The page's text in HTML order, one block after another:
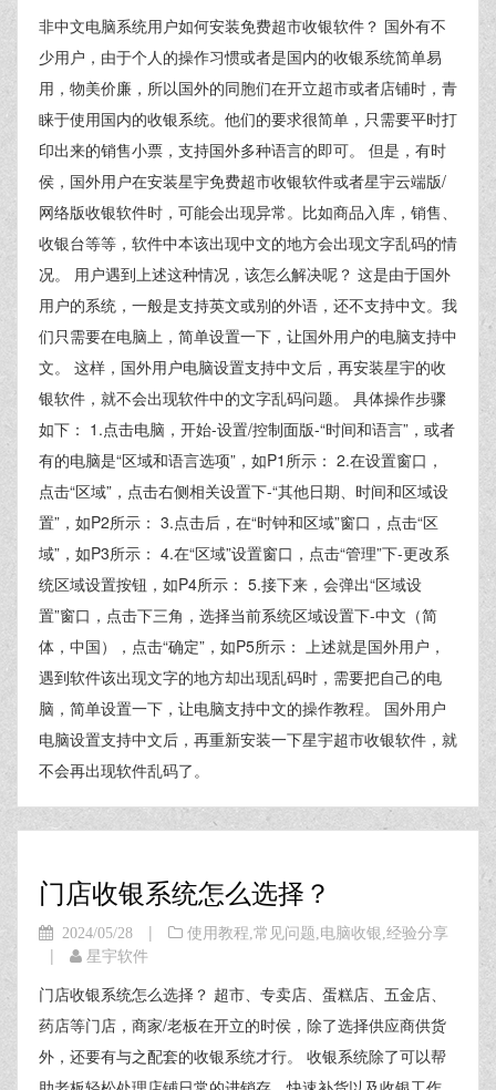
非中文电脑系统用户如何安装免费超市收银软件？ 国外有不
少用户，由于个人的操作习惯或者是国内的收银系统简单易
用，物美价廉，所以国外的同胞们在开立超市或者店铺时，青
睐于使用国内的收银系统。他们的要求很简单，只需要平时打
印出来的销售小票，支持国外多种语言的即可。 但是，有时
侯，国外用户在安装星宇免费超市收银软件或者星宇云端版/
网络版收银软件时，可能会出现异常。比如商品入库，销售、
收银台等等，软件中本该出现中文的地方会出现文字乱码的情
况。 用户遇到上述这种情况，该怎么解决呢？ 这是由于国外
用户的系统，一般是支持英文或别的外语，还不支持中文。我
们只需要在电脑上，简单设置一下，让国外用户的电脑支持中
文。 这样，国外用户电脑设置支持中文后，再安装星宇的收
银软件，就不会出现软件中的文字乱码问题。 具体操作步骤
如下： 1.点击电脑，开始-设置/控制面版-“时间和语言”，或者
有的电脑是“区域和语言选项”，如P1所示： 2.在设置窗口，
点击“区域”，点击右侧相关设置下-“其他日期、时间和区域设
置”，如P2所示： 3.点击后，在“时钟和区域”窗口，点击“区
域”，如P3所示： 4.在“区域”设置窗口，点击“管理”下-更改系
统区域设置按钮，如P4所示： 5.接下来，会弹出“区域设
置”窗口，点击下三角，选择当前系统区域设置下-中文（简
体，中国），点击“确定”，如P5所示： 上述就是国外用户，
遇到软件该出现文字的地方却出现乱码时，需要把自己的电
脑，简单设置一下，让电脑支持中文的操作教程。 国外用户
电脑设置支持中文后，再重新安装一下星宇超市收银软件，就
不会再出现软件乱码了。
门店收银系统怎么选择？
2024/05/28 | 使用教程 常见问题 电脑收银 经验分享
| 星宇软件
门店收银系统怎么选择？ 超市、专卖店、蛋糕店、五金店、
药店等门店，商家/老板在开立的时侯，除了选择供应商供货
外，还要有与之配套的收银系统才行。 收银系统除了可以帮